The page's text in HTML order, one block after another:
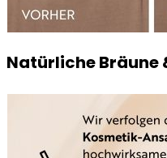
Natürliche Bräune